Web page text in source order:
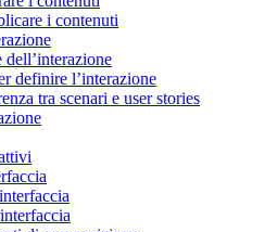
i contenuti
dell’interazione
definire l’interazione
tra scenari e user stories